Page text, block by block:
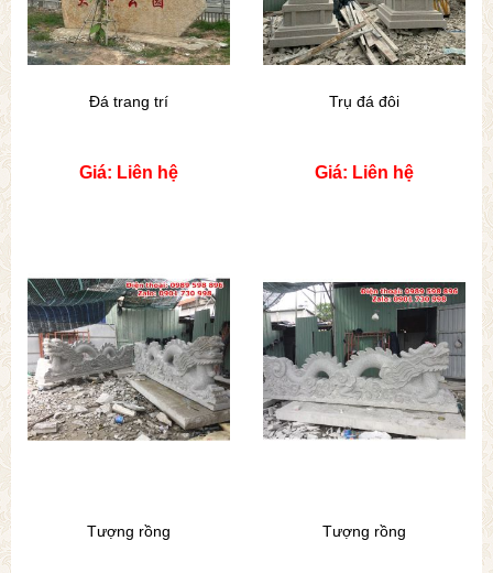
Đá trang trí
Giá: Liên hệ
Trụ đá đôi
Giá: Liên hệ
Tượng rồng Tượng rồng